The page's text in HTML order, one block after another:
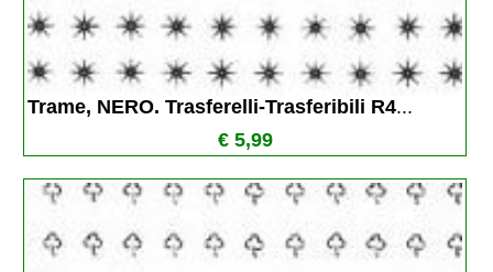
Trame, NERO. Trasferelli-Trasferibili R4...
€ 5,99